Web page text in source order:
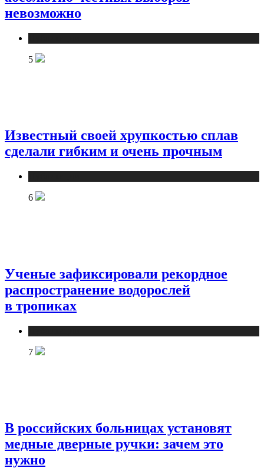
невозможно
5
Известный своей хрупкостью сплав
сделали гибким и очень прочным
6
Ученые зафиксировали рекордное
распространение водорослей
в тропиках
7
В российских больницах установят
медные дверные ручки: зачем это
нужно